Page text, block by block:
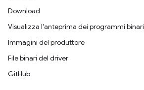
Download
Visualizza l'anteprima dei programmi binari
Immagini del produttore
File binari del driver
GitHub